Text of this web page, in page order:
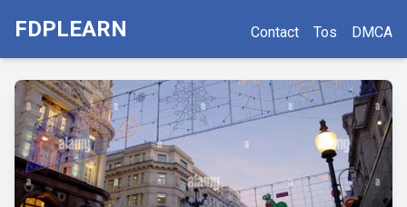
FDPLEARN Contact Tos DMCA